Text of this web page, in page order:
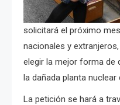
solicitará el próximo
nacionales y
elegir la mejor forma de
la dañada planta nuclear
La petición se hará a